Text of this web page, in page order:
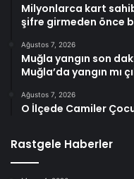
Milyonlarca kart
şifre girmeden önce
Ağustos 7, 2026
Muğla yangın son
Muğla’da yangın mı
Ağustos 7, 2026
O İlçede Camiler
Rastgele Haberler